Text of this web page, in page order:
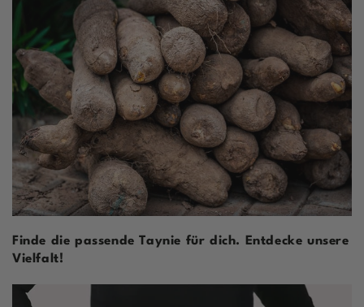
Finde die passende Taynie für dich. Entdecke unsere
Vielfalt!